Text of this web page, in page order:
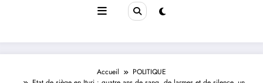
Accueil
POLITIQUE